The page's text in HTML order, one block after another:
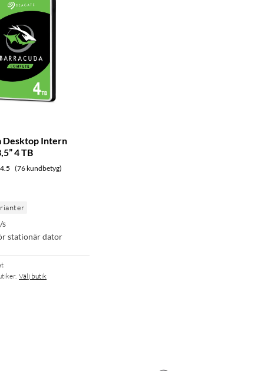
Desktop Intern
4 TB
4.5 (76 kundbetyg)
s
stationär dator
Välj butik